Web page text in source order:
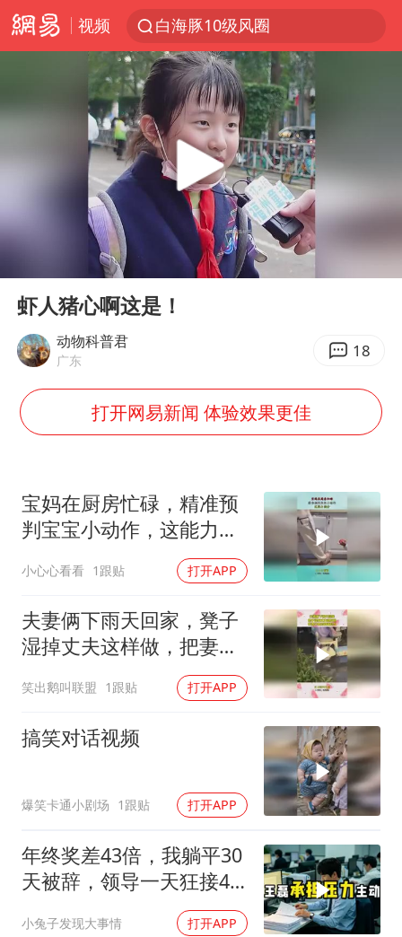
视频
白海豚10级风圈
白海豚逼近浙闽沿海
拜登前列腺癌恶化
“伊斯兰版北约”出现
以军士兵把枪口对准中国记者
白海豚在海上打了个结
外国游客的“中国游三件套”火了
上海大部迎大暴雨
一周大涨超7% 金价为何突然上涨
WTT横滨冠军赛女单四强国乒占三席
谢霆锋演唱会隔空祝王菲生日快乐
构建更高水平的全民健身公共服务体系
Play
虾人猪心啊这是！
动物科普君
广东 18
打开网易新闻 体验效果更佳
宝妈在厨房忙碌，精准预
判宝宝小动作，这能力满
小心心看看 1跟贴 打开APP
夫妻俩下雨天回家，凳子
湿掉丈夫这样做，把妻子
笑出鹅叫联盟 1跟贴 打开APP
搞笑对话视频
爆笑卡通小剧场 1跟贴 打开APP
年终奖差43倍，我躺平30
天被辞，领导一天狂接47
小兔子发现大事情 打开APP